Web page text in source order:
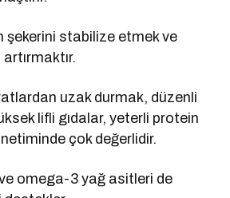
şekerini stabilize etmek ve
artırmaktır.
uzak durmak, düzenli
lifli gıdalar, yeterli protein
çok değerlidir.
omega-3 yağ asitleri de